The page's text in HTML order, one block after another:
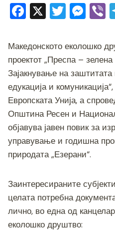
F
c
e
b
o
o
k
X T
tt
er
M
ss
e
n
g
er
Македонското еколошко
проектот „Преспа –
Зајакнување на
едукација и
Европската Унија, а
Општина Ресен и
објавува јавен повик за
управување и годишна
природата „Езерани“.
Заинтересираните
целата потребна
лично, во една од
еколошко друштво: